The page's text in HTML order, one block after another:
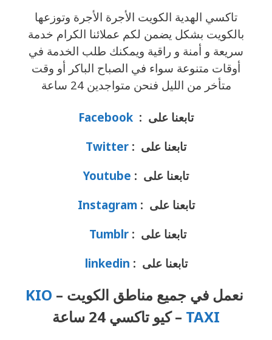
تاكسي الهدية الكويت الأجرة الأجرة وتوزعها
بالكويت بشكل يضمن لكم عملائنا الكرام خدمة
سريعة و أمنة و راقية ويمكنك طلب الخدمة في
أوقات متنوعة سواء في الصباح الباكر أو وقت
متأخر من الليل فنحن متواجدين 24 ساعة
تابعنا على : Facebook
تابعنا على : Twitter
تابعنا على : Youtube
تابعنا على :Instagram
تابعنا على :Tumblr
تابعنا على : linkedin
نعمل في جميع مناطق الكويت – KIO
TAXI – كيو تاكسي 24 ساعة